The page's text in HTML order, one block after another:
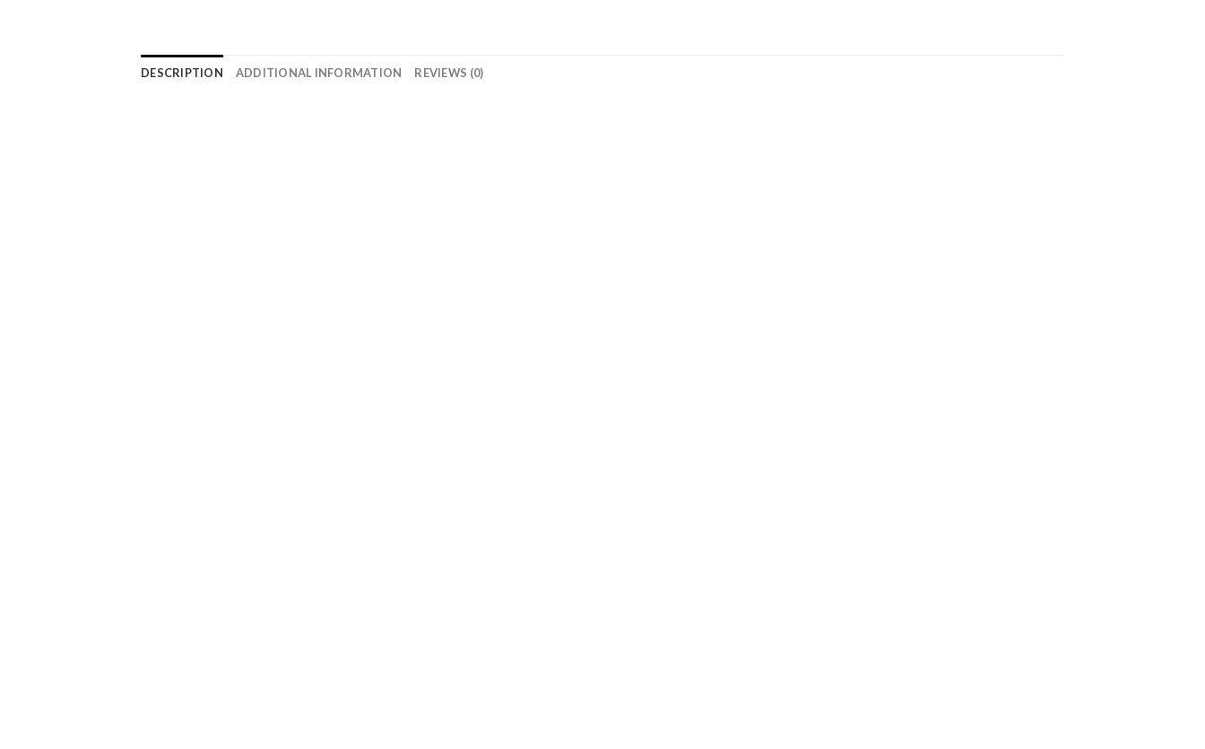
DESCRIPTION ADDITIONAL INFORMATION REVIEWS (0)